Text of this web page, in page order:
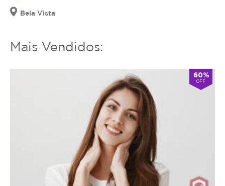
Bela Vista
Mais Vendidos:
60%
OFF